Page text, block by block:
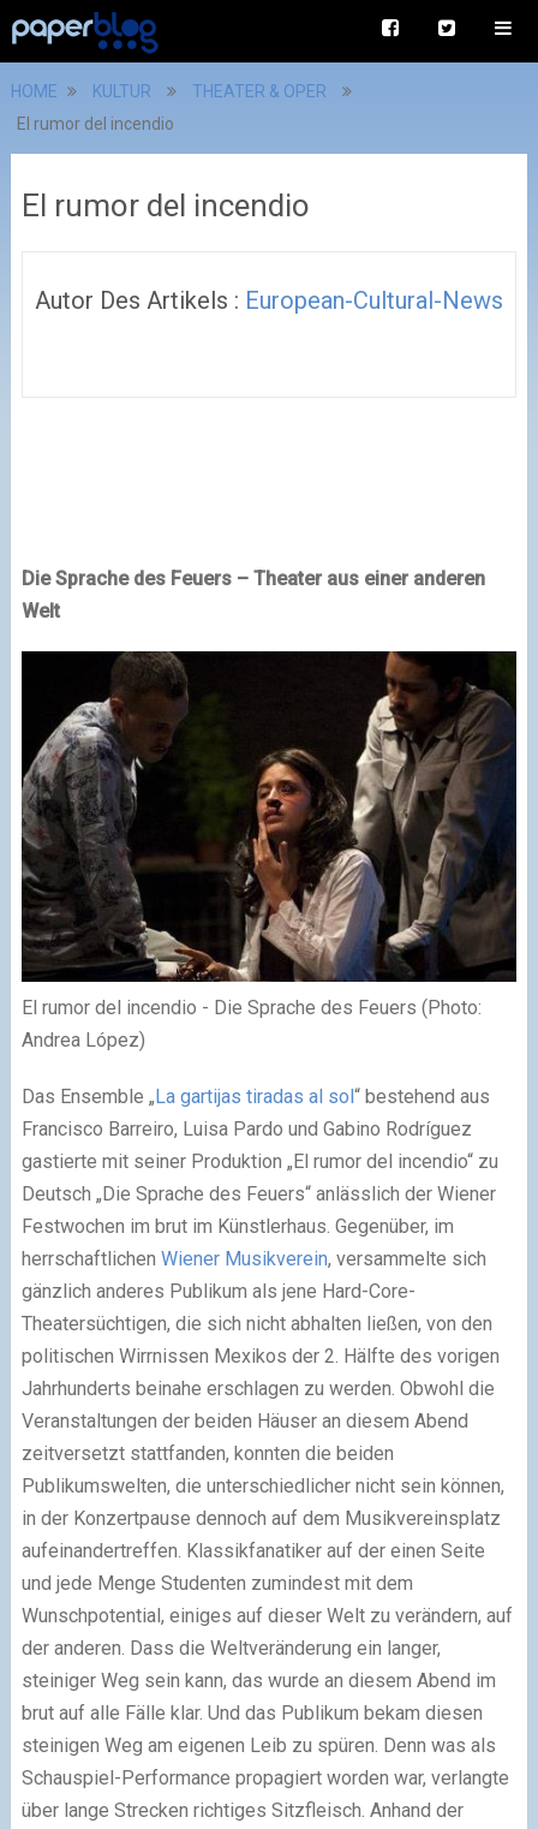
HOME KULTUR
THEATER & OPER
El rumor del incendio
El rumor del incendio
Autor Des Artikels : European-Cultural-News
Die Sprache des Feuers – Theater aus einer anderen
Welt
El rumor del incendio - Die Sprache des Feuers (Photo:
Andrea López)
Das Ensemble „La gartijas tiradas al sol“ bestehend aus
Francisco Barreiro, Luisa Pardo und Gabino Rodríguez
gastierte mit seiner Produktion „El rumor del incendio“ zu
Deutsch „Die Sprache des Feuers“ anlässlich der Wiener
Festwochen im brut im Künstlerhaus. Gegenüber, im
herrschaftlichen Wiener Musikverein, versammelte sich
gänzlich anderes Publikum als jene Hard-Core-
Theatersüchtigen, die sich nicht abhalten ließen, von den
politischen Wirrnissen Mexikos der 2. Hälfte des vorigen
Jahrhunderts beinahe erschlagen zu werden. Obwohl die
Veranstaltungen der beiden Häuser an diesem Abend
zeitversetzt stattfanden, konnten die beiden
Publikumswelten, die unterschiedlicher nicht sein können,
in der Konzertpause dennoch auf dem Musikvereinsplatz
aufeinandertreffen. Klassikfanatiker auf der einen Seite
und jede Menge Studenten zumindest mit dem
Wunschpotential, einiges auf dieser Welt zu verändern, auf
der anderen. Dass die Weltveränderung ein langer,
steiniger Weg sein kann, das wurde an diesem Abend im
brut auf alle Fälle klar. Und das Publikum bekam diesen
steinigen Weg am eigenen Leib zu spüren. Denn was als
Schauspiel-Performance propagiert worden war, verlangte
über lange Strecken richtiges Sitzfleisch. Anhand der